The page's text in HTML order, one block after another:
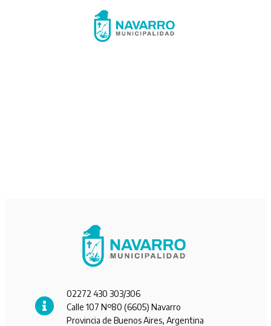
02272 430 303/306
Calle 107 Nº80 (6605) Navarro
Provincia de Buenos Aires, Argentina